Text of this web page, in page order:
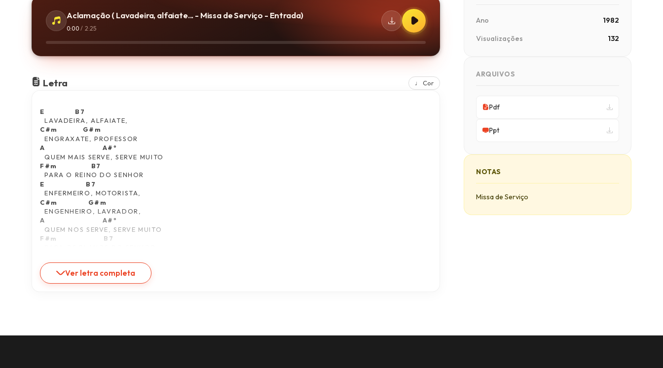
Aclamação ( Lavadeira, alfaiate... - Missa de Serviço - Entrada)
0:00 / 2:25
Letra ♩ Cor
E                 B7
LAVADEIRA, ALFAIATE,
C#m              G#m
ENGRAXATE, PROFESSOR
A                                A#º
QUEM MAIS SERVE, SERVE MUITO
F#m                   B7
PARA O REINO DO SENHOR
E                       B7
ENFERMEIRO, MOTORISTA,
C#m                 G#m
ENGENHEIRO, LAVRADOR,
A                                A#º
QUEM NOS SERVE, SERVE MUITO
F#m                          B7
MAS O MUNDO NÃO ENTENDE O REAL VALOR
A                                C                        E
DE QUEM SERVE, SERVOS DO AMOR.
C                                               E                 (BIS)
Ver letra completa
Ano 1982
Visualizações 132
ARQUIVOS
Pdf
Ppt
NOTAS
Missa de Serviço